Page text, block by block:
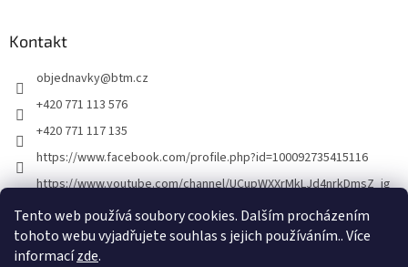
Tento web používá soubory cookies. Dalším procházením
tohoto webu vyjadřujete souhlas s jejich používáním.. Více
informacízde.
Kontakt
objednavky@btm.cz
+420 771 113 576
+420 771 117 135
https://www.facebook.com/profile.php?id=100092735415116
https://www.youtube.com/channel/UCupWXXrMkLJd4nrkDmsZ_ig